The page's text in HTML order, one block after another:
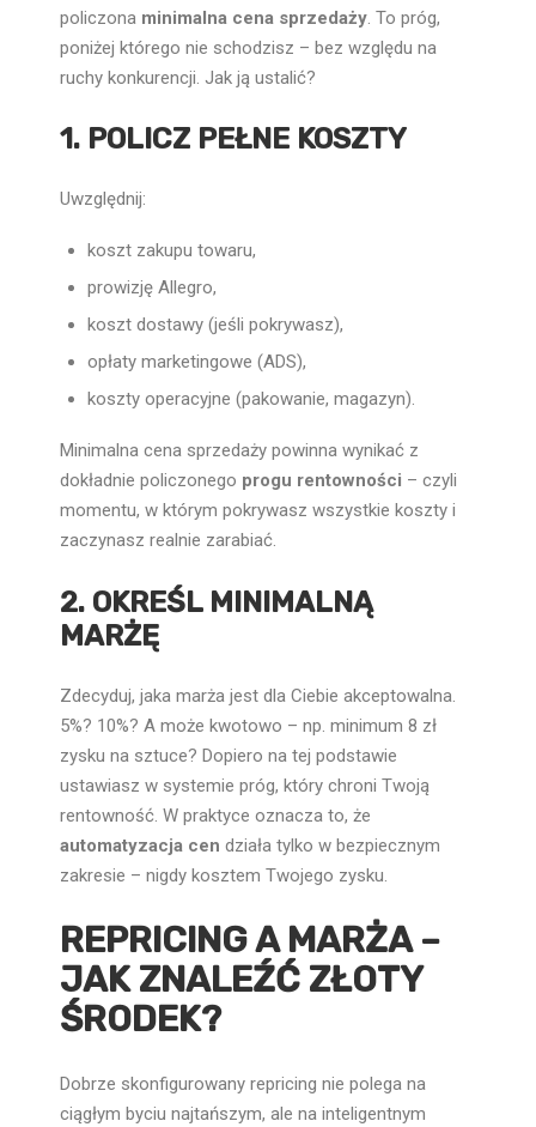
policzona minimalna cena sprzedaży . To próg,
poniżej którego nie schodzisz – bez względu na
ruchy konkurencji. Jak ją ustalić?
1. POLICZ PEŁNE KOSZTY
Uwzględnij:
koszt zakupu towaru,
prowizję Allegro,
koszt dostawy (jeśli pokrywasz),
opłaty marketingowe (ADS),
koszty operacyjne (pakowanie, magazyn).
Minimalna cena sprzedaży powinna wynikać z
dokładnie policzonego progu rentowności – czyli
momentu, w którym pokrywasz wszystkie koszty i
zaczynasz realnie zarabiać.
2. OKREŚL MINIMALNĄ
MARŻĘ
Zdecyduj, jaka marża jest dla Ciebie akceptowalna.
5%? 10%? A może kwotowo – np. minimum 8 zł
zysku na sztuce? Dopiero na tej podstawie
ustawiasz w systemie próg, który chroni Twoją
rentowność. W praktyce oznacza to, że
automatyzacja cen działa tylko w bezpiecznym
zakresie – nigdy kosztem Twojego zysku.
REPRICING A MARŻA –
JAK ZNALEŹĆ ZŁOTY
ŚRODEK?
Dobrze skonfigurowany repricing nie polega na
ciągłym byciu najtańszym, ale na inteligentnym